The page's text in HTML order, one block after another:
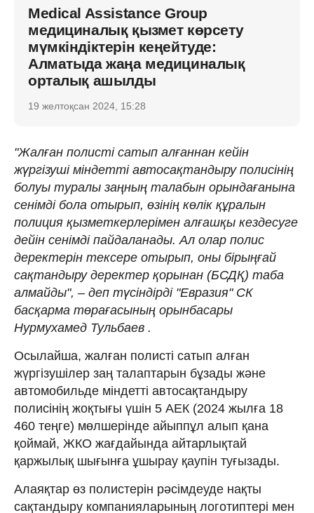
Medical Assistance Group
медициналық қызмет көрсету
мүмкіндіктерін кеңейтуде:
Алматыда жаңа медициналық
орталық ашылды
19 желтоқсан 2024, 15:28
"Жалған полисті сатып алғаннан кейін
жүргізуші міндетті автосақтандыру полисінің
болуы туралы заңның талабын орындағанына
сенімді бола отырып, өзінің көлік құралын
полиция қызметкерлерімен алғашқы кездесуге
дейін сенімді пайдаланады. Ал олар полис
деректерін тексере отырып, оны бірыңғай
сақтандыру деректер қорынан (БСДҚ) таба
алмайды", – деп түсіндірді "Евразия" СК
басқарма төрағасының орынбасары
Нурмухамед Тульбаев .
Осылайша, жалған полисті сатып алған
жүргізушілер заң талаптарын бұзады және
автомобильде міндетті автосақтандыру
полисінің жоқтығы үшін 5 АЕК (2024 жылға 18
460 теңге) мөлшерінде айыппұл алып қана
қоймай, ЖКО жағдайында айтарлықтай
қаржылық шығынға ұшырау қаупін туғызады.
Алаяқтар өз полистерін рәсімдеуде нақты
сақтандыру компанияларының логотиптері мен